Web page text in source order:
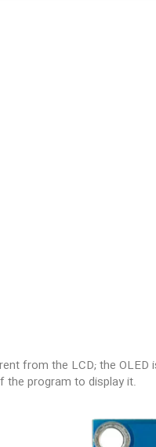
from the LCD; the
the program to display it.